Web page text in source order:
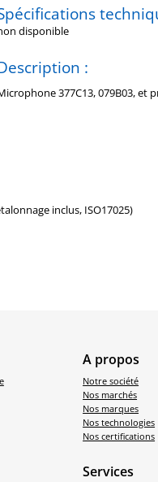
disponible
:
377C13, 079B03, et
inclus, ISO17025)
A propos
Notre société
Nos marchés
Nos marques
Nos technologies
Nos certifications
Services